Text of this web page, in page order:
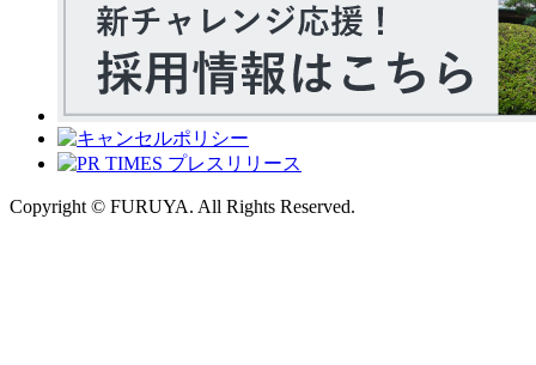
Copyright © FURUYA. All Rights Reserved.